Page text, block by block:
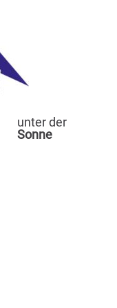
unter der
Sonne